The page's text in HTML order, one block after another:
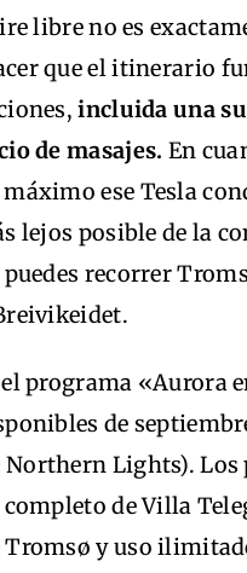
libre no es
que el itinerario
incluida una
de masajes. En
ese Tesla
lejos posible de la
recorrer
programa «Aurora
de
Lights). Los
de Villa
Tromsø y uso